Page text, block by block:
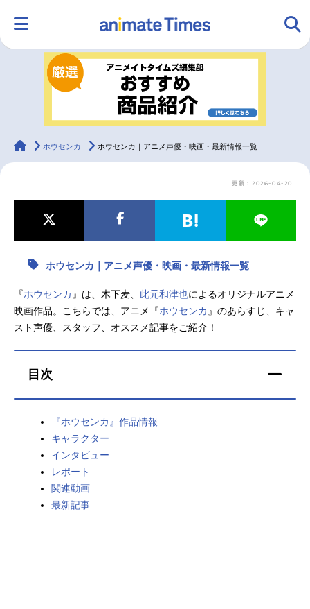
ランキング アニメ
ラジオ
アニメ記事一覧
アニメ映画一覧 実写化映画一覧
秋アニメ
男性声優/女性声優一覧
animateTimes
ホウセンカ ホウセンカ｜アニメ声優・映画・最新情報一覧
更新：2026-04-20
ホウセンカ｜アニメ声優・映画・最新情報一覧
『ホウセンカ 』は、木下麦、 此元和津也によるオリジナルアニメ
映画作品。こちらでは、アニメ『ホウセンカ 』のあらすじ、キャ
スト声優、スタッフ、オススメ記事をご紹介！
目次
『ホウセンカ』作品情報
キャラクター
インタビュー
レポート
関連動画
最新記事